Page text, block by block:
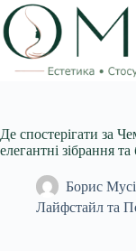
Перейти
до
вмісту
Де спостерігати за
елегантні зібрання
Борис
Лайфстайл та